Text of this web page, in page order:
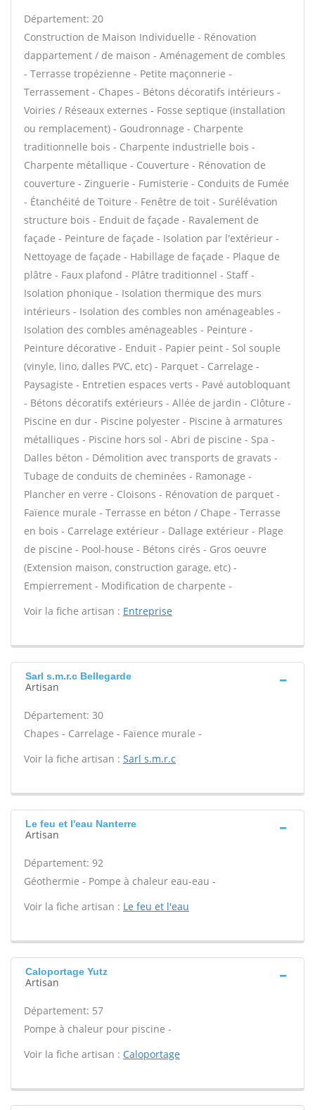
Département: 20
Construction de Maison Individuelle - Rénovation
dappartement / de maison - Aménagement de combles
- Terrasse tropézienne - Petite maçonnerie -
Terrassement - Chapes - Bétons décoratifs intérieurs -
Voiries / Réseaux externes - Fosse septique (installation
ou remplacement) - Goudronnage - Charpente
traditionnelle bois - Charpente industrielle bois -
Charpente métallique - Couverture - Rénovation de
couverture - Zinguerie - Fumisterie - Conduits de Fumée
- Étanchéité de Toiture - Fenêtre de toit - Surélévation
structure bois - Enduit de façade - Ravalement de
façade - Peinture de façade - Isolation par l'extérieur -
Nettoyage de façade - Habillage de façade - Plaque de
plâtre - Faux plafond - Plâtre traditionnel - Staff -
Isolation phonique - Isolation thermique des murs
intérieurs - Isolation des combles non aménageables -
Isolation des combles aménageables - Peinture -
Peinture décorative - Enduit - Papier peint - Sol souple
(vinyle, lino, dalles PVC, etc) - Parquet - Carrelage -
Paysagiste - Entretien espaces verts - Pavé autobloquant
- Bétons décoratifs extérieurs - Allée de jardin - Clôture -
Piscine en dur - Piscine polyester - Piscine à armatures
métalliques - Piscine hors sol - Abri de piscine - Spa -
Dalles béton - Démolition avec transports de gravats -
Tubage de conduits de cheminées - Ramonage -
Plancher en verre - Cloisons - Rénovation de parquet -
Faïence murale - Terrasse en béton / Chape - Terrasse
en bois - Carrelage extérieur - Dallage extérieur - Plage
de piscine - Pool-house - Bétons cirés - Gros oeuvre
(Extension maison, construction garage, etc) -
Empierrement - Modification de charpente -
Voir la fiche artisan : Entreprise
Sarl s.m.r.c Bellegarde
Artisan
Département: 30
Chapes - Carrelage - Faïence murale -
Voir la fiche artisan : Sarl s.m.r.c
Le feu et l'eau Nanterre
Artisan
Département: 92
Géothermie - Pompe à chaleur eau-eau -
Voir la fiche artisan : Le feu et l'eau
Caloportage Yutz
Artisan
Département: 57
Pompe à chaleur pour piscine -
Voir la fiche artisan : Caloportage